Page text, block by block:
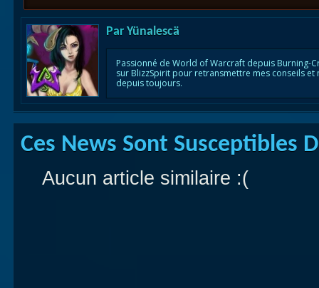
Par Yünalescä
Passionné de World of Warcraft depuis Burning-
sur BlizzSpirit pour retransmettre mes conseils
depuis toujours.
Ces News Sont Susceptibles
Aucun article similaire :(